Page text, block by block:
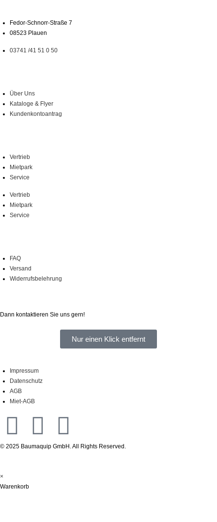
Fedor-Schnorr-Straße 7
08523 Plauen
03741 /41 51 0 50
Über Uns
Kataloge & Flyer
Kundenkontoantrag
Vertrieb
Mietpark
Service
Vertrieb
Mietpark
Service
FAQ
Versand
Widerrufsbelehrung
Dann kontaktieren Sie uns gern!
Nur einen Klick entfernt
Impressum
Datenschutz
AGB
Miet-AGB
© 2025 Baumaquip GmbH. All Rights Reserved.
×
Warenkorb